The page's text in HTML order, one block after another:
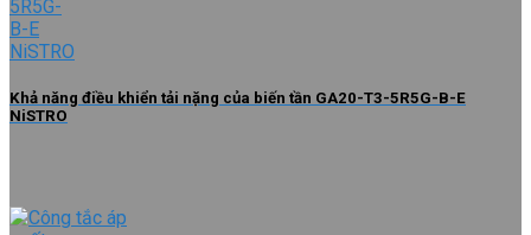
Khả năng điều khiển tải nặng của biến tần GA20-T3-5R5G-B-E
NiSTRO